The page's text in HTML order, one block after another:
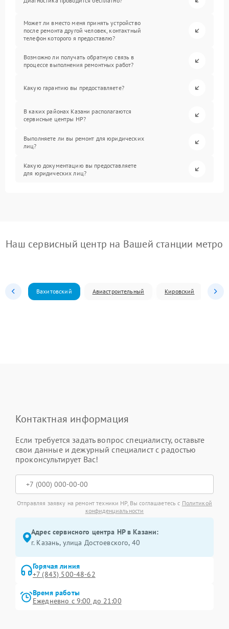
Может ли вместо меня принять устройство
после ремонта другой человек, контактный
телефон которого я предоставлю?
Возможно ли получать обратную связь в
процессе выполнения ремонтных работ?
Какую гарантию вы предоставляете?
В каких районах Казани располагаются
сервисные центры HP?
Выполняете ли вы ремонт для юридических
лиц?
Какую документацию вы предоставляете
для юридических лиц?
Наш сервисный центр на Вашей станции метро
Вахитовский Авиастроительный Кировский
Контактная информация
Если требуется задать вопрос специалисту, оставьте
свои данные и дежурный специалист с радостью
проконсультирует Вас!
Отправляя заявку на ремонт техники HP, Вы соглашаетесь с Политикой
конфиденциальности
Адрес сервисного центра HP в Казани:
г. Казань, улица Достоевского, 40
Горячая линия
+7 (843) 500-48-62
Время работы
Ежедневно с 9:00 до 21:00